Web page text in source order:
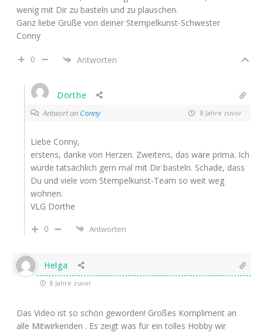
wenig mit Dir zu basteln und zu plauschen.
Ganz liebe Grüße von deiner Stempelkunst-Schwester
Conny
0 Antworten
Dörthe
Antwort an Conny 8 Jahre zuvor
Liebe Conny,
erstens, danke von Herzen. Zweitens, das wäre prima. Ich
würde tatsächlich gern mal mit Dir basteln. Schade, dass
Du und viele vom Stempelkunst-Team so weit weg
wohnen.
VLG Dörthe
0
Antworten
Helga
8 Jahre zuvor
Das Video ist so schön geworden! Großes Kompliment an
alle Mitwirkenden . Es zeigt was für ein tolles Hobby wir